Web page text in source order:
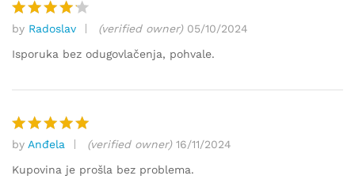
Ocjenjen
o4od
by Radoslav (verified owner) 05/10/2024
Isporuka bez odugovlačenja, pohvale.
Ocjenjeno
5od 5
by Anđela (verified owner) 16/11/2024
Kupovina je prošla bez problema.